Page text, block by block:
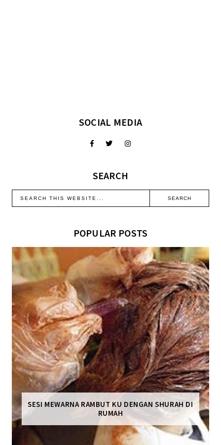
SOCIAL MEDIA
SEARCH
POPULAR POSTS
SESI MEWARNA RAMBUT KU DENGAN SHURAH DI
RUMAH